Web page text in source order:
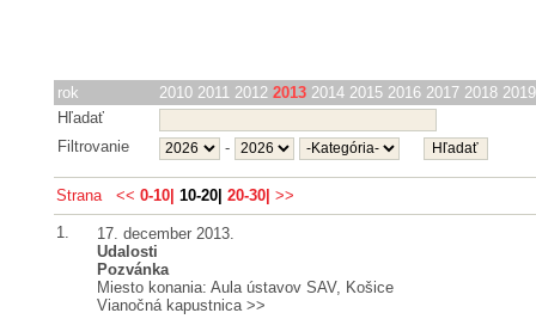
rok 2010 2011 2012 2013 2014 2015 2016 2017 2018 2019
Hľadať
Filtrovanie
-
Strana << 0-10| 10-20| 20-30| >>
1.
17. december 2013.
Udalosti
Pozvánka
Miesto konania: Aula ústavov SAV, Košice
Vianočná kapustnica >>